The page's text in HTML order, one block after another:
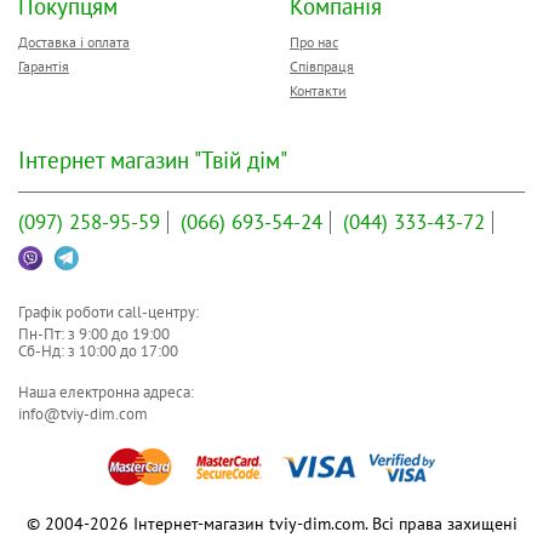
Гідравлічне
підключення:
Висота:
Вага:
31.5 кг
Також шукають:
на 100 літрів
Регулятор температури
Особливості
дисплей
цифровий термометр
Стандарт захисту
Висота
879 мм
Ширина
Вага
Колір
Також шукають
Гарантія
Покупцям
Доставка і оплата
Гарантія
Компанія
Про нас
Співпраця
Контакти
Інтернет магазин "Твій дім"
(097) 258-95-59 (066) 693-54-24 (044) 333-43-72
Графік роботи call-центру:
Пн-Пт: з 9:00до 19:00
Сб-Нд: з 10:00до 17:00
Наша електронна адреса:
info@tviy-dim.com
© 2004-2026 Інтернет-магазин tviy-dim.com. Всі права захищені